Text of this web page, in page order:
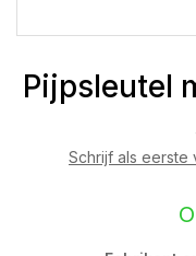
Pijpsleutel
Schrijf als